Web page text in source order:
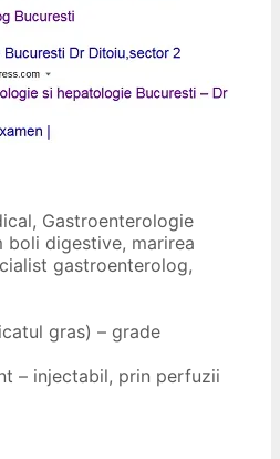
, Gastroenterologie
boli digestive, marirea
gastroenterolog,
gras) – grade
– injectabil, prin perfuzii